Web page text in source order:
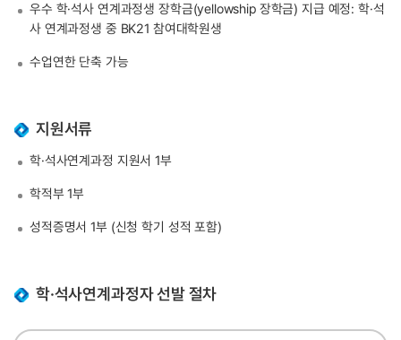
우수 학·석사 연계과정생 장학금(yellowship 장학금) 지급 예정: 학·석
사 연계과정생 중 BK21 참여대학원생
수업연한 단축 가능
지원서류
학·석사연계과정 지원서 1부
학적부 1부
성적증명서 1부 (신청 학기 성적 포함)
학·석사연계과정자 선발 절차